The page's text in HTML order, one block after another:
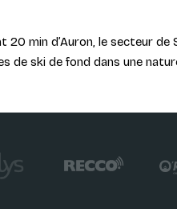
20 min d’Auron, le secteur
de ski de fond dans une